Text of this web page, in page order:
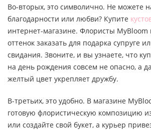
Во-вторых, это символично. Не можете
благодарности или любви? Купите
интернет-магазине. Флористы MyBloom
оттенок заказать для подарка супруге
свидания. Звоните, и вы узнаете, что
на день рождения совсем не опасно, а
желтый цвет укрепляет дружбу.
В-третьих, это удобно. В магазине
готовую флористическую композицию
или создайте свой букет, а курьер